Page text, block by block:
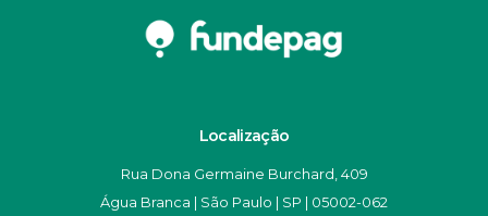
Localização
Rua Dona Germaine Burchard, 409
Água Branca | São Paulo | SP | 05002-062